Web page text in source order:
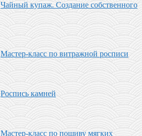
Чайный купаж. Создание собственного
Мастер-класс по витражной росписи
Роспись камней
Мастер-класс по пошиву мягких